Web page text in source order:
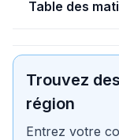
Table des
Trouvez
région
Entrez votre